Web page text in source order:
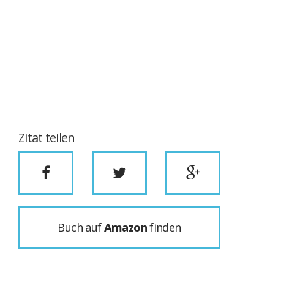
Zitat teilen
Buch aufAmazonfinden